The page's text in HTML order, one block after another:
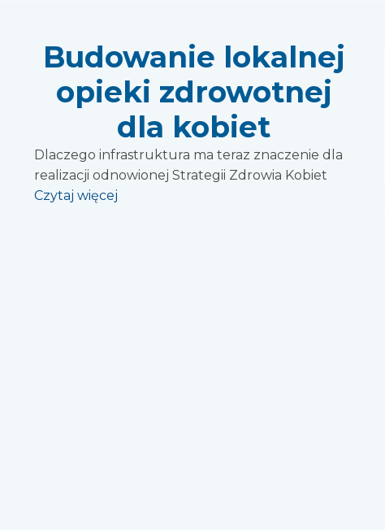
Budowanie lokalnej
opieki zdrowotnej
dla kobiet
Dlaczego infrastruktura ma teraz znaczenie dla
realizacji odnowionej Strategii Zdrowia Kobiet
Czytaj więcej